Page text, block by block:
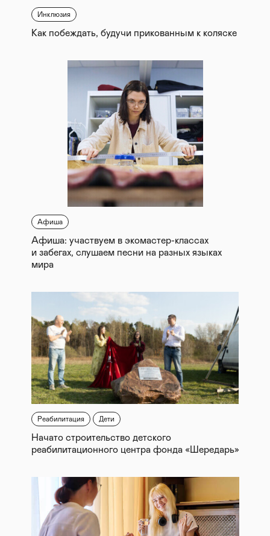
Инклюзия
Как побеждать, будучи прикованным к коляске
Афиша
Афиша: участвуем в экомастер-классах
и забегах, слушаем песни на разных языках
мира
Реабилитация Дети
Начато строительство детского
реабилитационного центра фонда «Шередарь»